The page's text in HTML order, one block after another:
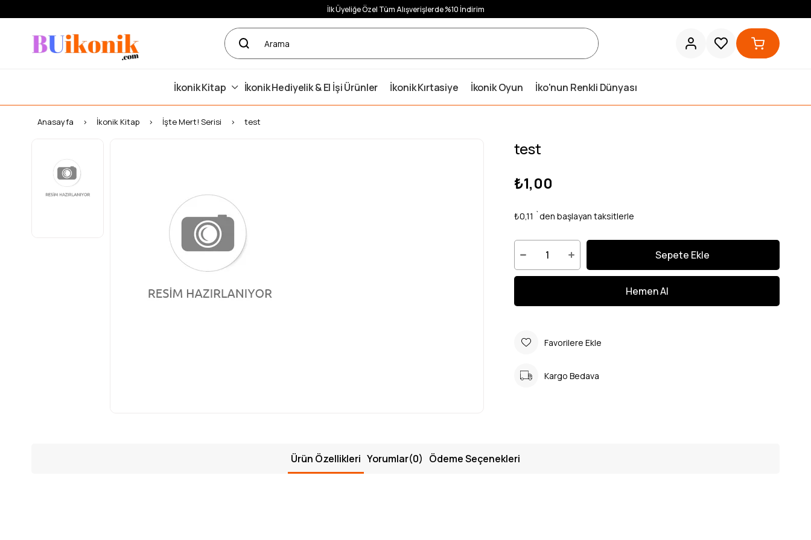
İlk Üyeliğe Özel Tüm Alışverişlerde %10 İndirim
İkonik Kitap İkonik Hediyelik & El İşi Ürünler İkonik Kırtasiye İkonik Oyun İko'nun Renkli Dünyası
Anasayfa İkonik Kitap İşte Mert! Serisi test
test
₺1,00
₺0,11 `den başlayan taksitlerle
Favorilere Ekle
Kargo Bedava
Ürün Özellikleri Yorumlar(0) Ödeme Seçenekleri